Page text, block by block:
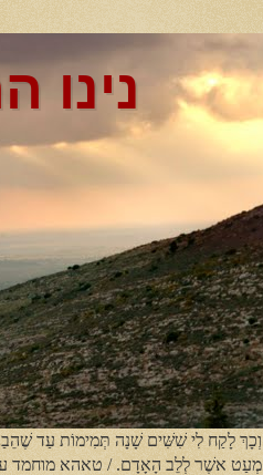
נינו
וְכָךְ לָקַח לִי שִׁשִּׁים שָׁנָה תְּמִימוֹת עַד
מְעַט אשֶׁר לְלֵב הָאָדָם. / טאהא מוחמד עלי